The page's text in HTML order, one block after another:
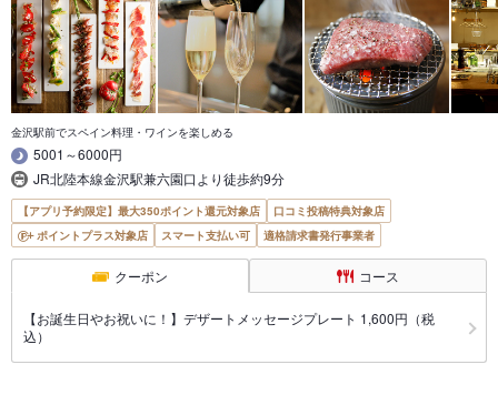
金沢駅前でスペイン料理・ワインを楽しめる
5001～6000円
JR北陸本線金沢駅兼六園口より徒歩約9分
【アプリ予約限定】最大350ポイント還元対象店
口コミ投稿特典対象店
ポイントプラス対象店
スマート支払い可 適格請求書発行事業者
クーポン コース
【お誕生日やお祝いに！】デザートメッセージプレート 1,600円（税
込）